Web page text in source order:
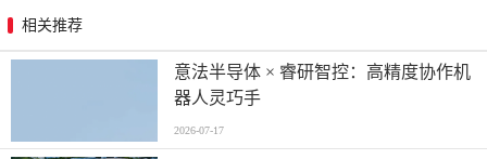
相关推荐
意法半导体 × 睿研智控：高精度协作机
器人灵巧手
2026-07-17